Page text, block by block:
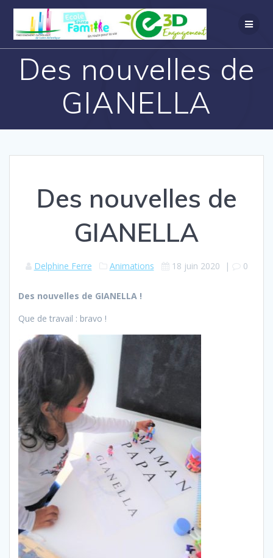
Des nouvelles de
GIANELLA
Des nouvelles de
GIANELLA
Delphine Ferre Animations 18 juin 2020 | 0
Des nouvelles de GIANELLA !
Que de travail : bravo !